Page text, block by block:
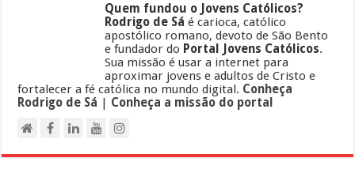
Quem fundou o Jovens Católicos?
Rodrigo de Sá é carioca, católico
apostólico romano, devoto de São Bento
e fundador do Portal Jovens Católicos.
Sua missão é usar a internet para
aproximar jovens e adultos de Cristo e
fortalecer a fé católica no mundo digital. Conheça
Rodrigo de Sá | Conheça a missão do portal